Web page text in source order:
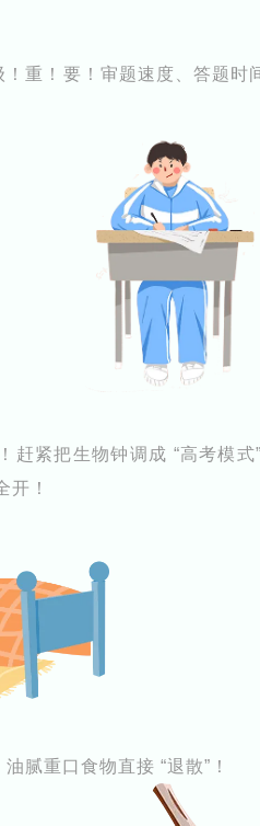
！重！要！审题速度、答题
赶紧把生物钟调成 “高考模式
开！
腻重口食物直接 “退散”！